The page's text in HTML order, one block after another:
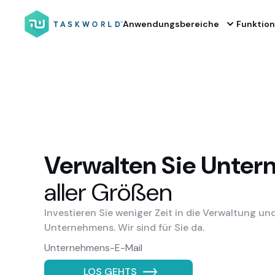
Anwendungsbereiche
Verwalten Sie
aller Größen
Investieren Sie weniger Zeit in die Verwaltung
Unternehmens. Wir sind für Sie da.
LOS GEHTS